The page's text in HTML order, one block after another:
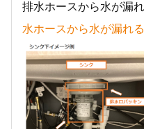
排水ホースから水が漏
水ホースから水が漏れる